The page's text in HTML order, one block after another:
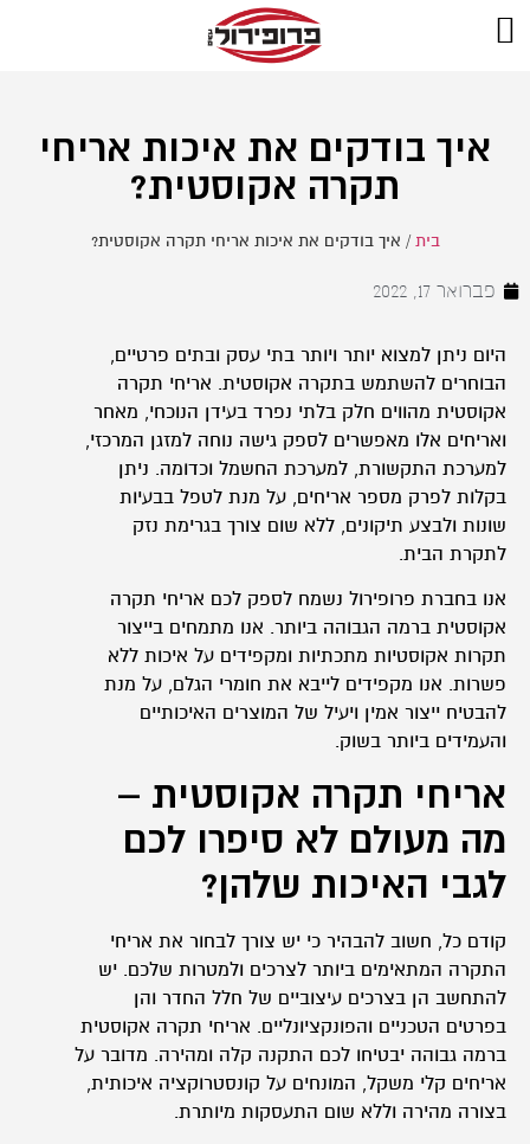
איך בודקים את איכות אריחי
תקרה אקוסטית?
בית/ איך בודקים את איכות אריחי תקרה אקוסטית?
פברואר 17, 2022
היום ניתן למצוא יותר ויותר בתי עסק ובתים פרטיים,
הבוחרים להשתמש בתקרה אקוסטית. אריחי תקרה
אקוסטית מהווים חלק בלתי נפרד בעידן הנוכחי, מאחר
ואריחים אלו מאפשרים לספק גישה נוחה למזגן המרכזי,
למערכת התקשורת, למערכת החשמל וכדומה. ניתן
בקלות לפרק מספר אריחים, על מנת לטפל בבעיות
שונות ולבצע תיקונים, ללא שום צורך בגרימת נזק
לתקרת הבית.
אנו בחברת פרופירול נשמח לספק לכם אריחי תקרה
אקוסטית ברמה הגבוהה ביותר. אנו מתמחים בייצור
תקרות אקוסטיות מתכתיות ומקפידים על איכות ללא
פשרות. אנו מקפידים לייבא את חומרי הגלם, על מנת
להבטיח ייצור אמין ויעיל של המוצרים האיכותיים
והעמידים ביותר בשוק.
אריחי תקרה אקוסטית –
מה מעולם לא סיפרו לכם
לגבי האיכות שלהן?
קודם כל, חשוב להבהיר כי יש צורך לבחור את אריחי
התקרה המתאימים ביותר לצרכים ולמטרות שלכם. יש
להתחשב הן בצרכים עיצוביים של חלל החדר והן
בפרטים הטכניים והפונקציונליים. אריחי תקרה אקוסטית
ברמה גבוהה יבטיחו לכם התקנה קלה ומהירה. מדובר על
אריחים קלי משקל, המונחים על קונסטרוקציה איכותית,
בצורה מהירה וללא שום התעסקות מיותרת.